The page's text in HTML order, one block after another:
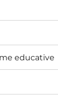
educative